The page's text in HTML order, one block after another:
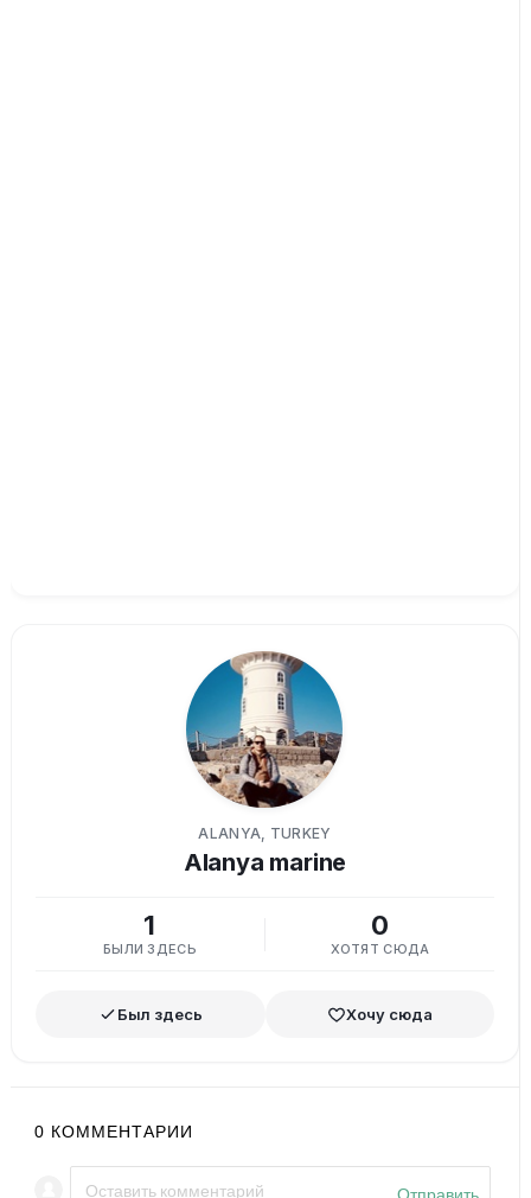
ALANYA, TURKEY
Alanya marine
1
БЫЛИ ЗДЕСЬ
0
ХОТЯТ СЮДА
Был здесь Хочу сюда
0 КОММЕНТАРИИ